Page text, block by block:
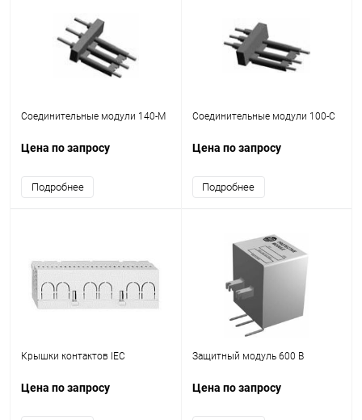
Соединительные модули 140-M
Цена по запросу
Подробнее
Соединительные модули 100-С
Цена по запросу
Подробнее
Крышки контактов IEC
Цена по запросу
Защитный модуль 600 В
Цена по запросу